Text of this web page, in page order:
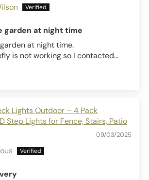
garden at night time
at night time.
is not working so I contacted...
Lights Outdoor – 4 Pack
Step Lights for Fence, Stairs, Patio
09/03/2025